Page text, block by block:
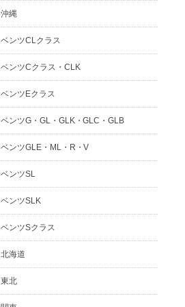
沖縄
ベンツCLクラス
ベンツCクラス・CLK
ベンツEクラス
ベンツG・GL・GLK・GLC・GLB
ベンツGLE・ML・R・V
ベンツSL
ベンツSLK
ベンツSクラス
北海道
東北